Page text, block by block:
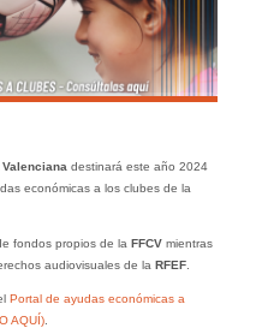
destinará este año 2024
económicas a los clubes de la
fondos propios de la FFCVmientras
audiovisuales de la RFEF.
Portal de ayudas económicas a
AQUÍ).